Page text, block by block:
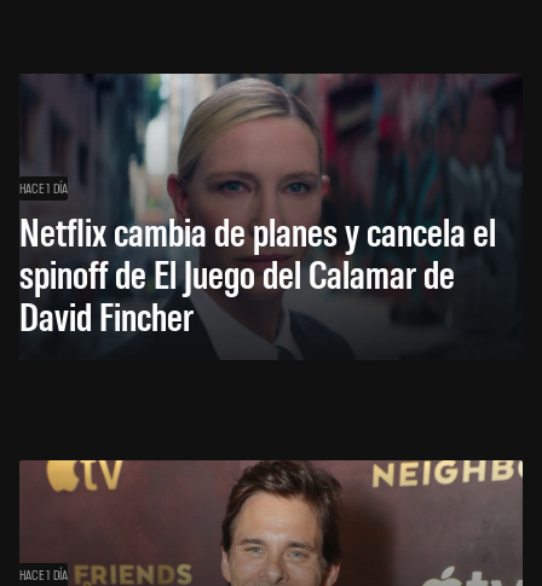
HACE 1 DÍA
Netflix cambia de planes y cancela el
spinoff de El Juego del Calamar de
David Fincher
HACE 1 DÍA